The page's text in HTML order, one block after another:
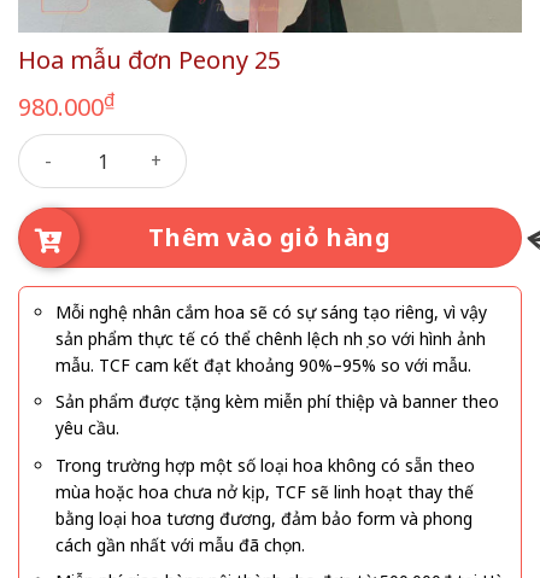
Hoa mẫu đơn Peony 25
980.000₫
Hoa mẫu đơn Peony 25 số lượng
Thêm vào giỏ hàng
Mỗi nghệ nhân cắm hoa sẽ có sự sáng tạo riêng, vì vậy
sản phẩm thực tế có thể chênh lệch nhẹ so với hình ảnh
mẫu. TCF cam kết đạt khoảng 90%–95% so với mẫu.
Sản phẩm được tặng kèm miễn phí thiệp và banner theo
yêu cầu.
Trong trường hợp một số loại hoa không có sẵn theo
mùa hoặc hoa chưa nở kịp, TCF sẽ linh hoạt thay thế
bằng loại hoa tương đương, đảm bảo form và phong
cách gần nhất với mẫu đã chọn.